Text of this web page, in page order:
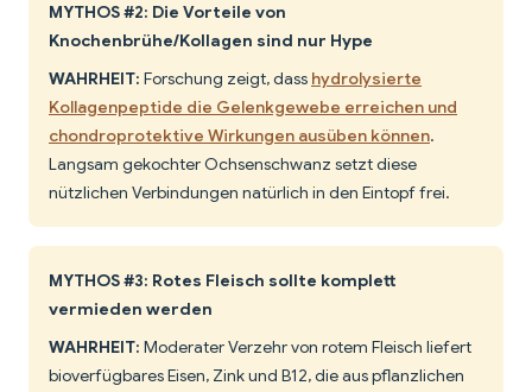
MYTHOS #2: Die Vorteile von
Knochenbrühe/Kollagen sind nur Hype
WAHRHEIT: Forschung zeigt, dass hydrolysierte
Kollagenpeptide die Gelenkgewebe erreichen und
chondroprotektive Wirkungen ausüben können.
Langsam gekochter Ochsenschwanz setzt diese
nützlichen Verbindungen natürlich in den Eintopf frei.
MYTHOS #3: Rotes Fleisch sollte komplett
vermieden werden
WAHRHEIT: Moderater Verzehr von rotem Fleisch liefert
bioverfügbares Eisen, Zink und B12, die aus pflanzlichen